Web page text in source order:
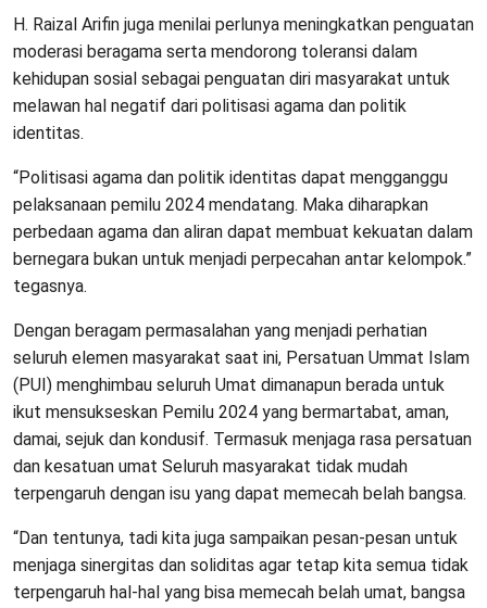
H. Raizal Arifin juga menilai perlunya meningkatkan penguatan
moderasi beragama serta mendorong toleransi dalam
kehidupan sosial sebagai penguatan diri masyarakat untuk
melawan hal negatif dari politisasi agama dan politik
identitas.
“Politisasi agama dan politik identitas dapat mengganggu
pelaksanaan pemilu 2024 mendatang. Maka diharapkan
perbedaan agama dan aliran dapat membuat kekuatan dalam
bernegara bukan untuk menjadi perpecahan antar kelompok.”
tegasnya.
Dengan beragam permasalahan yang menjadi perhatian
seluruh elemen masyarakat saat ini, Persatuan Ummat Islam
(PUI) menghimbau seluruh Umat dimanapun berada untuk
ikut mensukseskan Pemilu 2024 yang bermartabat, aman,
damai, sejuk dan kondusif. Termasuk menjaga rasa persatuan
dan kesatuan umat Seluruh masyarakat tidak mudah
terpengaruh dengan isu yang dapat memecah belah bangsa.
“Dan tentunya, tadi kita juga sampaikan pesan-pesan untuk
menjaga sinergitas dan soliditas agar tetap kita semua tidak
terpengaruh hal-hal yang bisa memecah belah umat, bangsa